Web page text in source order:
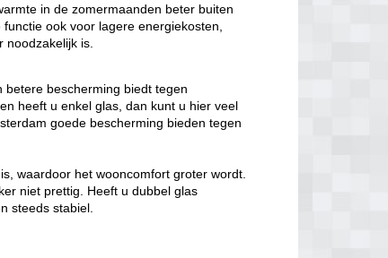
in de zomermaanden beter buiten
ook voor lagere energiekosten,
noodzakelijk is.
betere bescherming biedt tegen
heeft u enkel glas, dan kunt u hier veel
goede bescherming bieden tegen
waardoor het wooncomfort groter wordt.
niet prettig. Heeft u dubbel glas
steeds stabiel.